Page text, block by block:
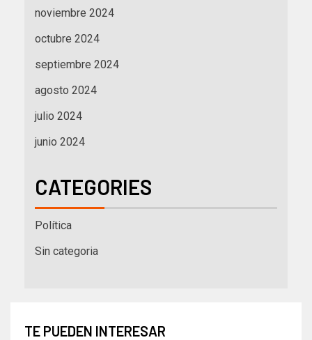
noviembre 2024
octubre 2024
septiembre 2024
agosto 2024
julio 2024
junio 2024
CATEGORIES
Política
Sin categoria
TE PUEDEN INTERESAR